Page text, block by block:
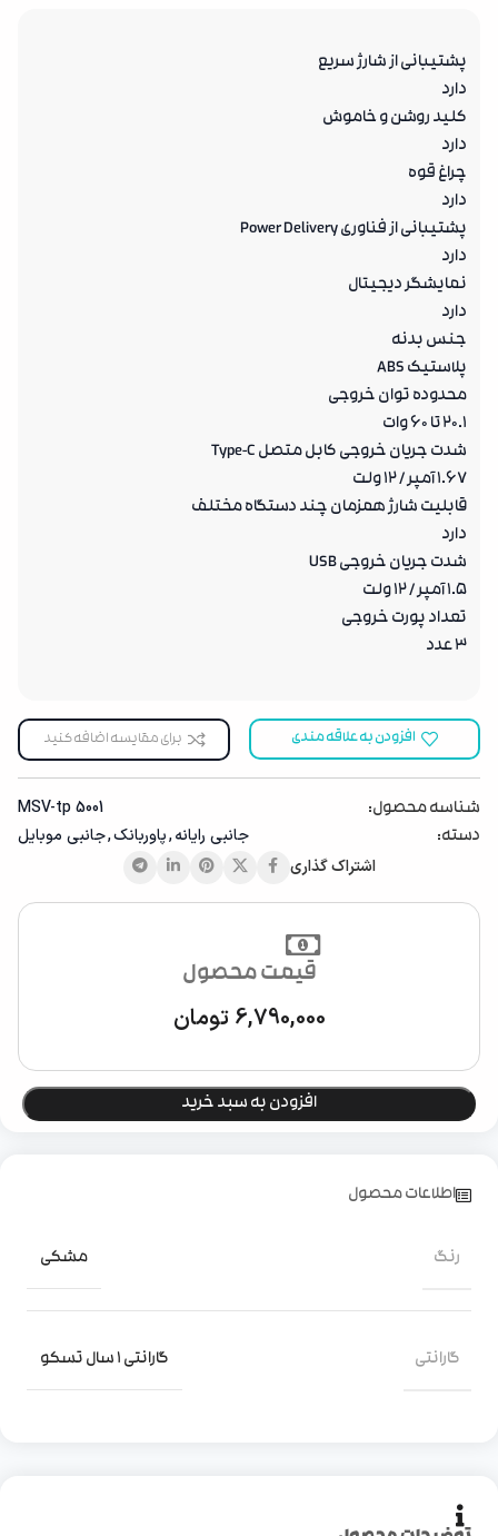
پشتیبانی از شارژ سریع
دارد
کلید روشن و خاموش
دارد
چراغ قوه
دارد
پشتیبانی از فناوری Power Delivery
دارد
نمایشگر دیجیتال
دارد
جنس بدنه
پلاستیک ABS
محدوده توان خروجی
20.1 تا 60 وات
شدت جریان خروجی کابل متصل Type-C
1.67 آمپر / 12 ولت
قابلیت شارژ همزمان چند دستگاه مختلف
دارد
شدت جریان خروجی USB
1.5 آمپر / 12 ولت
تعداد پورت خروجی
3 عدد
افزودن به علاقه مندی برای مقایسه اضافه کنید
شناسه محصول:
MSV-tp 5001
دسته:
جانبی رایانه,پاوربانک,جانبی موبایل
اشتراک گذاری
قیمت محصول
6,790,000 تومان
افزودن به سبد خرید
اطلاعات محصول
رنگ مشکی
گارانتی گارانتی 1 سال تسکو